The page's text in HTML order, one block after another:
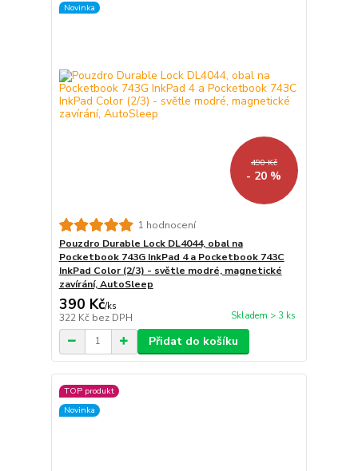
Novinka
490 Kč
- 20 %
1 hodnocení
Pouzdro Durable Lock DL4044, obal na
Pocketbook 743G InkPad 4 a Pocketbook 743C
InkPad Color (2/3) - světle modré, magnetické
zavírání, AutoSleep
390 Kč/ks
322 Kč bez DPH Skladem > 3 ks
Přidat do košíku
TOP produkt
Novinka